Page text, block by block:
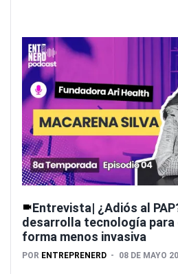
Entrevista| ¿Adiós al
desarrolla tecnología para
forma menos invasiva
POR ENTREPRENERD 08 DE MAYO